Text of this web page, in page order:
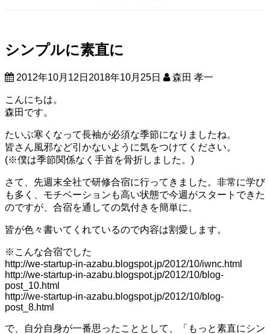
シンプルに素直に
2012年10月12日 2018年10月25日 森田 孝一
こんにちは。
森田です。
たいぶ寒くなって長袖が必須な季節になりましたね。
皆さん風邪など引かないように気をつけてください。
(※僕は季節関係なく手首を骨折しました。)
さて、先週末全社で研修合宿に行ってきました。非常に学び
も多く、モチベーションも高い状態で今週がスタートできた
のですが、合宿を通しての気付きを簡単に。
皆が色々書いてくれているので内容は割愛します。
※こんな合宿でした
http://we-startup-in-azabu.blogspot.jp/2012/10/iwnc.html
http://we-startup-in-azabu.blogspot.jp/2012/10/blog-
post_10.html
http://we-startup-in-azabu.blogspot.jp/2012/10/blog-
post_8.html
で、自分自身が一番思ったこととして、「もっと素直にシン